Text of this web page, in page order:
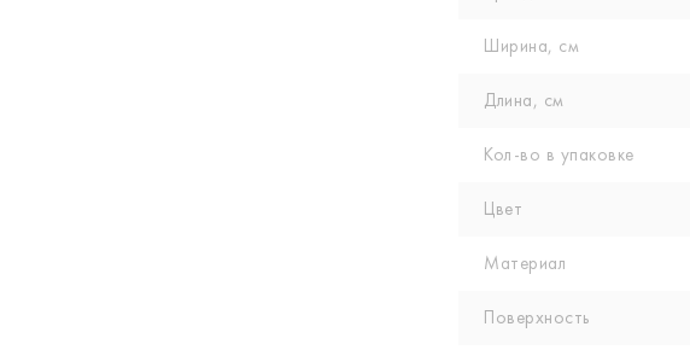
Ширина, см
Длина, см
Кол-вo в упаковке
Цвет
Материал
Поверхность